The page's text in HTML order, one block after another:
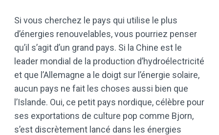
Si vous cherchez le pays qui utilise le plus
d’énergies renouvelables, vous pourriez penser
qu’il s’agit d’un grand pays. Si la Chine est le
leader mondial de la production d’hydroélectricité
et que l’Allemagne a le doigt sur l’énergie solaire,
aucun pays ne fait les choses aussi bien que
l’Islande. Oui, ce petit pays nordique, célèbre pour
ses exportations de culture pop comme Bjorn,
s’est discrètement lancé dans les énergies